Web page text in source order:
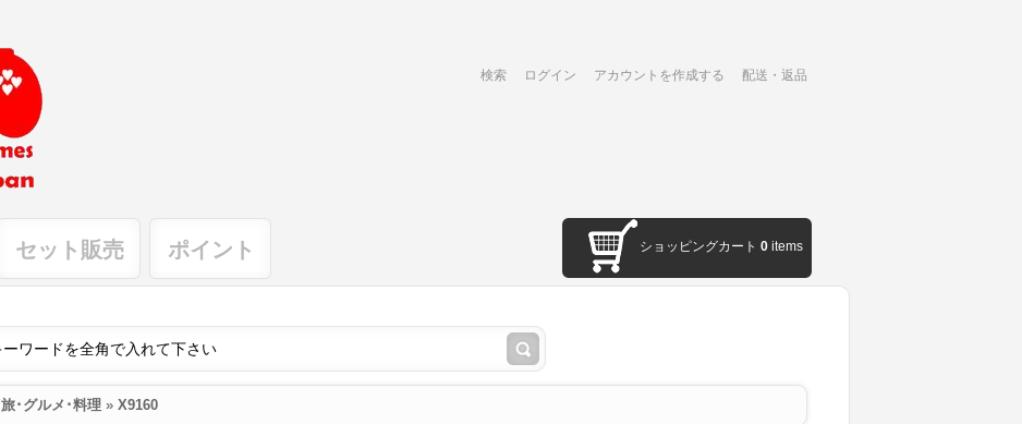
検索 ログイン アカウントを作成する 配送・返品
セット販売 ポイント ショッピングカート 0 items
旅･グルメ･料理 » X9160